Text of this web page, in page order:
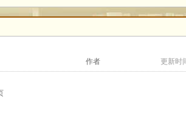
作者 更新时